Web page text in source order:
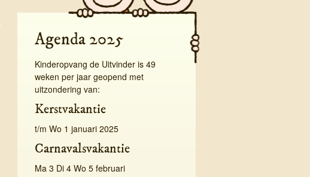
Agenda 2025
Kinderopvang de Uitvinder is 49
weken per jaar geopend met
uitzondering van:
Kerstvakantie
t/m Wo 1 januari 2025
Carnavalsvakantie
Ma 3 Di 4 Wo 5 februari